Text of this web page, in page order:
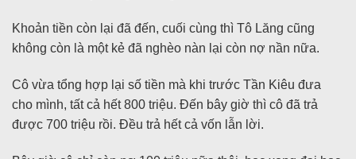
Khoản tiền còn lại đã đến, cuối cùng thì Tô Lăng cũng
không còn là một kẻ đã nghèo nàn lại còn nợ nần nữa.
Cô vừa tổng hợp lại số tiền mà khi trước Tần Kiêu đưa
cho mình, tất cả hết 800 triệu. Đến bây giờ thì cô đã trả
được 700 triệu rồi. Đều trả hết cả vốn lẫn lời.